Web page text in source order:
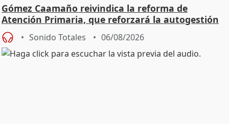
Gómez Caamaño reivindica la reforma de
Atención Primaria, que reforzará la autogestión
Sonido Totales 06/08/2026